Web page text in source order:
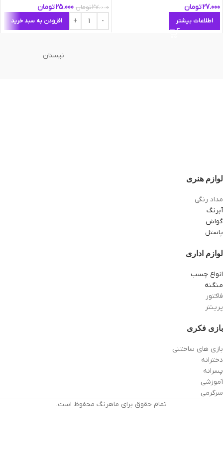
27.000تومان
اطلاعات بیشتر
27.000تومان 25.000تومان
افزودن به سبد خرید
نیستان
لوازم هنری
مداد رنگی
آبرنگ
گواش
پاستل
لوازم اداری
انواع چسب
منگنه
فاکتور
پرینتر
بازی فکری
بازی های ساختنی
دخترانه
پسرانه
آموزشی
سرگرمی
تمام حقوق برای ماهرنگ محفوظ است.